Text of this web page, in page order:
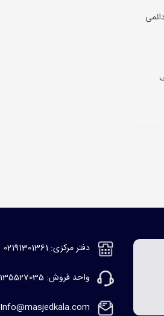
دفتر مرکزی: 02191301361
واحد فروش: 09135527035
Info@masjedkala.com